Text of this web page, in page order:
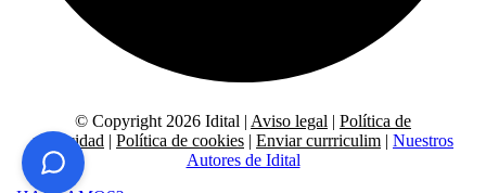
© Copyright 2026 Idital | Aviso legal | Política de
privacidad | Política de cookies | Enviar currriculim | Nuestros
Autores de Idital